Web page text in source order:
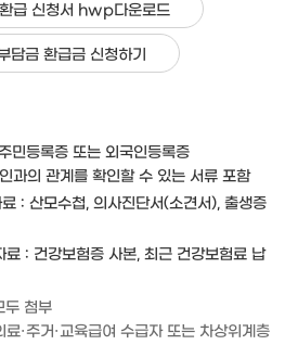
급 신청서 hwp다운로드
담금 환급금 신청하기
민등록증 또는 외국인등록증
과의 관계를 확인할 수 있는 서류 포함
: 산모수첩, 의사진단서(소견서), 출생증
료 : 건강보험증 사본, 최근 건강보험료 납
두 첨부
·주거·교육급여 수급자 또는 차상위계층